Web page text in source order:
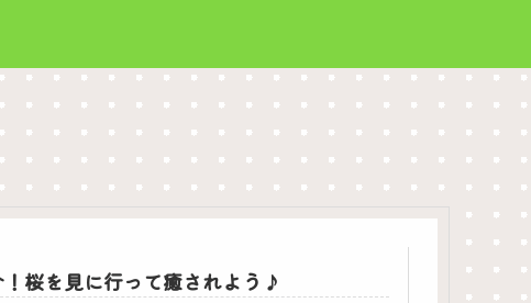
桜を見に行って癒されよう♪